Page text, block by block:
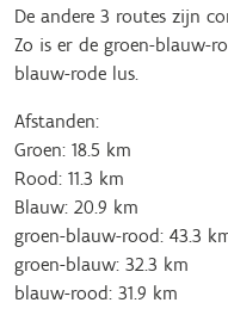
De andere 3 routes zijn
Zo is er de groen-blauw-
blauw-rode lus.
Afstanden:
Groen: 18.5 km
Rood: 11.3 km
Blauw: 20.9 km
groen-blauw-rood: 43.3
groen-blauw: 32.3 km
blauw-rood: 31.9 km